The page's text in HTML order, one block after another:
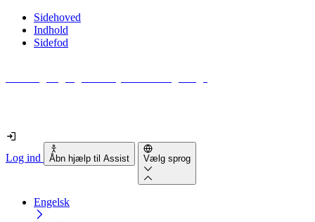
Sidehoved
Indhold
Sidefod
Log ind Åbn hjælp til Assist Vælg sprog
Engelsk